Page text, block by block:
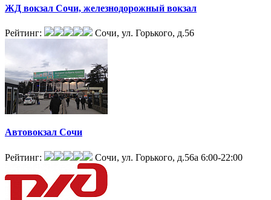
ЖД вокзал Сочи, железнодорожный вокзал
Рейтинг: Сочи, ул. Горького, д.56
Автовокзал Сочи
Рейтинг: Сочи, ул. Горького, д.56а 6:00-22:00